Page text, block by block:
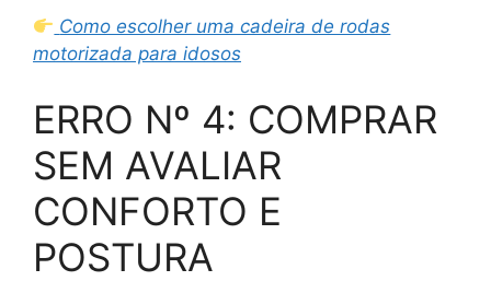
Como escolher uma cadeira de rodas
motorizada para idosos
ERRO Nº 4: COMPRAR
SEM AVALIAR
CONFORTO E
POSTURA